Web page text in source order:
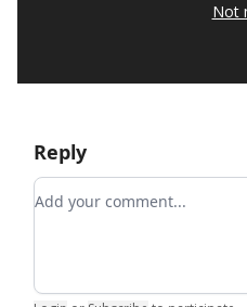
Not
Reply
Add your comment